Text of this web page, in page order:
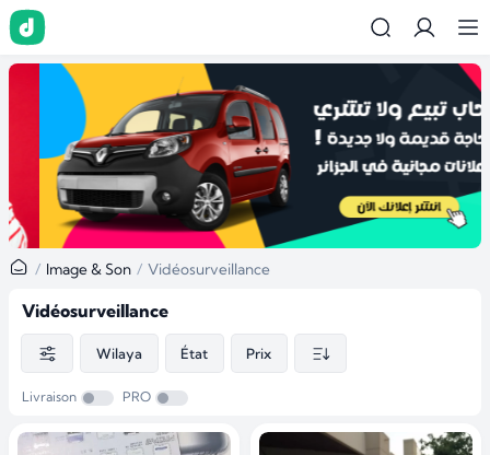
… Image & Son Vidéosurveillance
Vidéosurveillance
Wilaya État Prix
Livraison PRO